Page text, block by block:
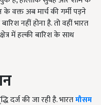
वक्त अब मार्च की गर्मी पड़ने
नहीं होना है. तो वहीं भारत
में हल्की बारिश के साथ
दर्ज की जा रही है. भारतमौसम